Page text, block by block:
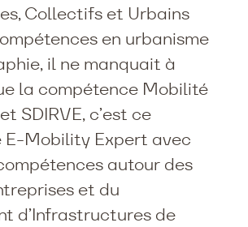
Collectifs et Urbains
en urbanisme
il ne manquait à
la compétence Mobilité
SDIRVE, c’est ce
E-Mobility Expert avec
autour des
et du
d’Infrastructures de